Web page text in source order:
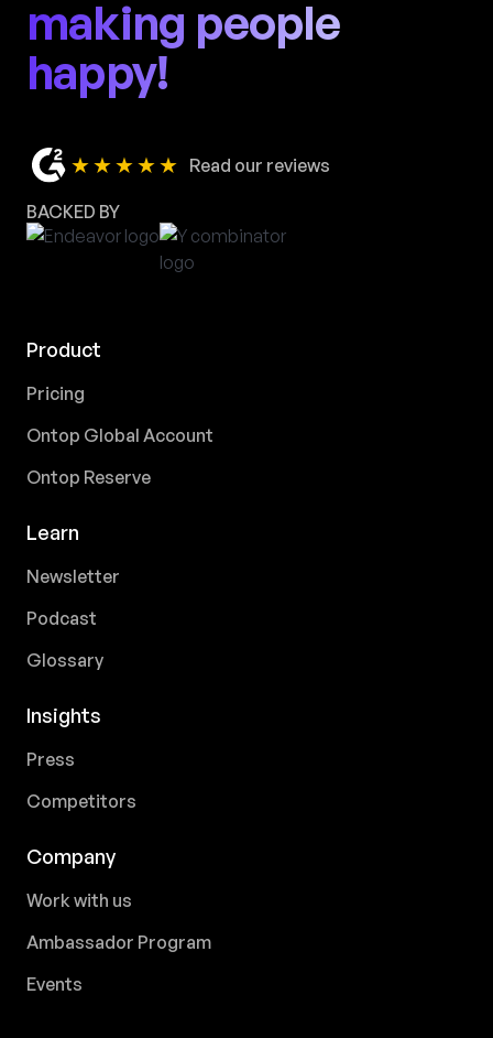
making people
happy!
★★★★★ Read our reviews
BACKED BY
Product
Pricing
Ontop Global Account
Ontop Reserve
Learn
Newsletter
Podcast
Glossary
Insights
Press
Competitors
Company
Work with us
Ambassador Program
Events